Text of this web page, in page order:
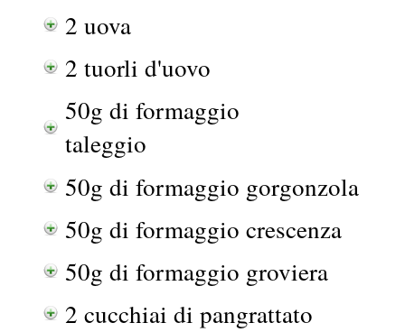
2 uova
2 tuorli d'uovo
50g di formaggio
taleggio
50g di formaggio gorgonzola
50g di formaggio crescenza
50g di formaggio groviera
2 cucchiai di pangrattato